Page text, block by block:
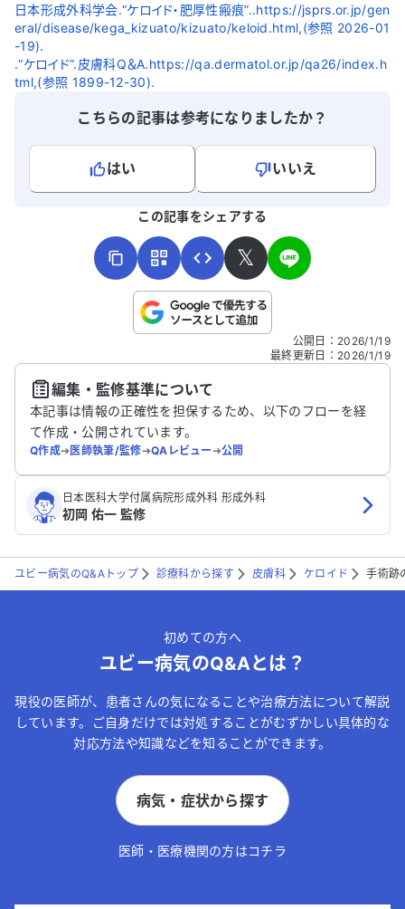
日本形成外科学会.“ケロイド・肥厚性瘢痕”..https://jsprs.or.jp/gen
eral/disease/kega_kizuato/kizuato/keloid.html,(参照 2026-01
-19).
.“ケロイド”.皮膚科Q＆A.https://qa.dermatol.or.jp/qa26/index.h
tml,(参照 1899-12-30).
こちらの記事は参考になりましたか？
はい
いいえ
こちらは送信専用のフォームです。氏名やご自身の病気の詳細な
送信する
この記事をシェアする
𝕏
公開日 ： 2026/1/19
最終更新日 ： 2026/1/19
編集・監修基準について
本記事は情報の正確性を担保するため、以下のフローを経
て作成・公開されています。
Q作成➔医師執筆/監修➔QAレビュー➔公開
日本医科大学付属病院形成外科 形成外科
初岡 佑一 監修
ユビー病気のQ&Aトップ 診療科から探す 皮膚科 ケロイド 手術跡
初めての方へ
ユビー病気のQ&Aとは？
現役の医師が、患者さんの気になることや治療方法について解説
しています。ご自身だけでは対処することがむずかしい具体的な
対応方法や知識などを知ることができます。
病気・症状から探す
医師・医療機関の方はコチラ